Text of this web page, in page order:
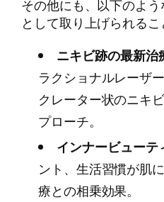
その他にも、以下のよ
として取り上げられるこ
ニキビ跡の最新治
ラクショナルレーザ
クレーター状のニキ
プローチ。
インナービューテ
ント、生活習慣が肌
療との相乗効果。